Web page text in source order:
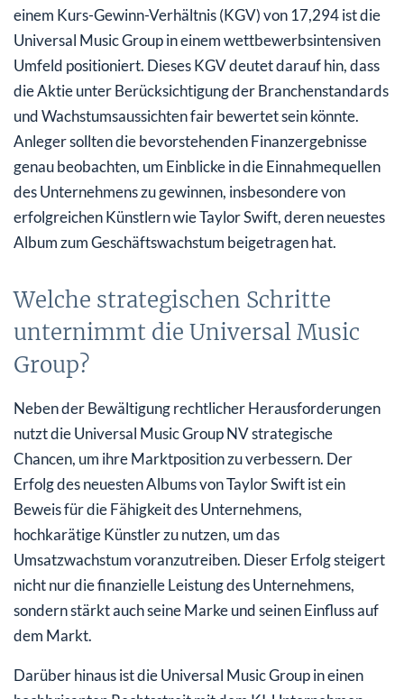
einem Kurs-Gewinn-Verhältnis (KGV) von 17,294 ist die
Universal Music Group in einem wettbewerbsintensiven
Umfeld positioniert. Dieses KGV deutet darauf hin, dass
die Aktie unter Berücksichtigung der Branchenstandards
und Wachstumsaussichten fair bewertet sein könnte.
Anleger sollten die bevorstehenden Finanzergebnisse
genau beobachten, um Einblicke in die Einnahmequellen
des Unternehmens zu gewinnen, insbesondere von
erfolgreichen Künstlern wie Taylor Swift, deren neuestes
Album zum Geschäftswachstum beigetragen hat.
Welche strategischen Schritte
unternimmt die Universal Music
Group?
Neben der Bewältigung rechtlicher Herausforderungen
nutzt die Universal Music Group NV strategische
Chancen, um ihre Marktposition zu verbessern. Der
Erfolg des neuesten Albums von Taylor Swift ist ein
Beweis für die Fähigkeit des Unternehmens,
hochkarätige Künstler zu nutzen, um das
Umsatzwachstum voranzutreiben. Dieser Erfolg steigert
nicht nur die finanzielle Leistung des Unternehmens,
sondern stärkt auch seine Marke und seinen Einfluss auf
dem Markt.
Darüber hinaus ist die Universal Music Group in einen